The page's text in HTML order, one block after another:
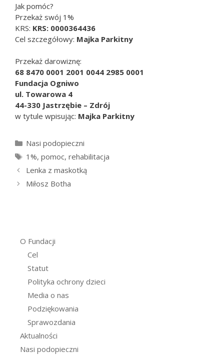
Jak pomóc?
Przekaż swój 1%
KRS: KRS: 0000364436
Cel szczegółowy: Majka Parkitny
Przekaż darowiznę:
68 8470 0001 2001 0044 2985 0001
Fundacja Ogniwo
ul. Towarowa 4
44-330 Jastrzębie – Zdrój
w tytule wpisując: Majka Parkitny
Kategorie
Nasi podopieczni
Tagi
1%, pomoc, rehabilitacja
Lenka z maskotką
Miłosz Botha
O Fundacji
Cel
Statut
Polityka ochrony dzieci
Media o nas
Podziękowania
Sprawozdania
Aktualności
Nasi podopieczni